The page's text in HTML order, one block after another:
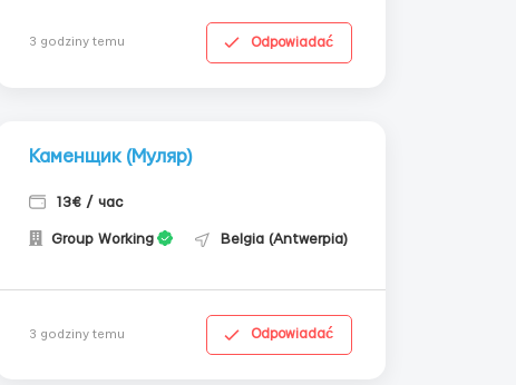
3 godziny temu Odpowiadać
Каменщик (Муляр)
13€ / час
Group Working Belgia (Antwerpia)
3 godziny temu Odpowiadać